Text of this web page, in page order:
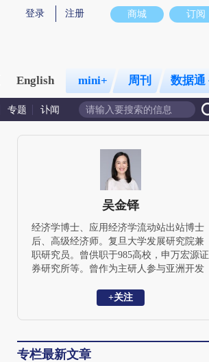
商城 订阅
登录 注册
English mini+ 周刊 数据通
专题 讣闻
吴金铎
经济学博士、应用经济学流动站出站博士
后、高级经济师。复旦大学发展研究院兼
职研究员。曾供职于985高校，申万宏源证
券研究所等。曾作为主研人参与亚洲开发
科学重大攻关项目。聚焦开放宏观、全球
《Evolving China：Speed to Quality》。
+关注
专栏最新文章